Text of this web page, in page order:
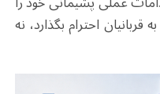
احترام بگذارد، نه